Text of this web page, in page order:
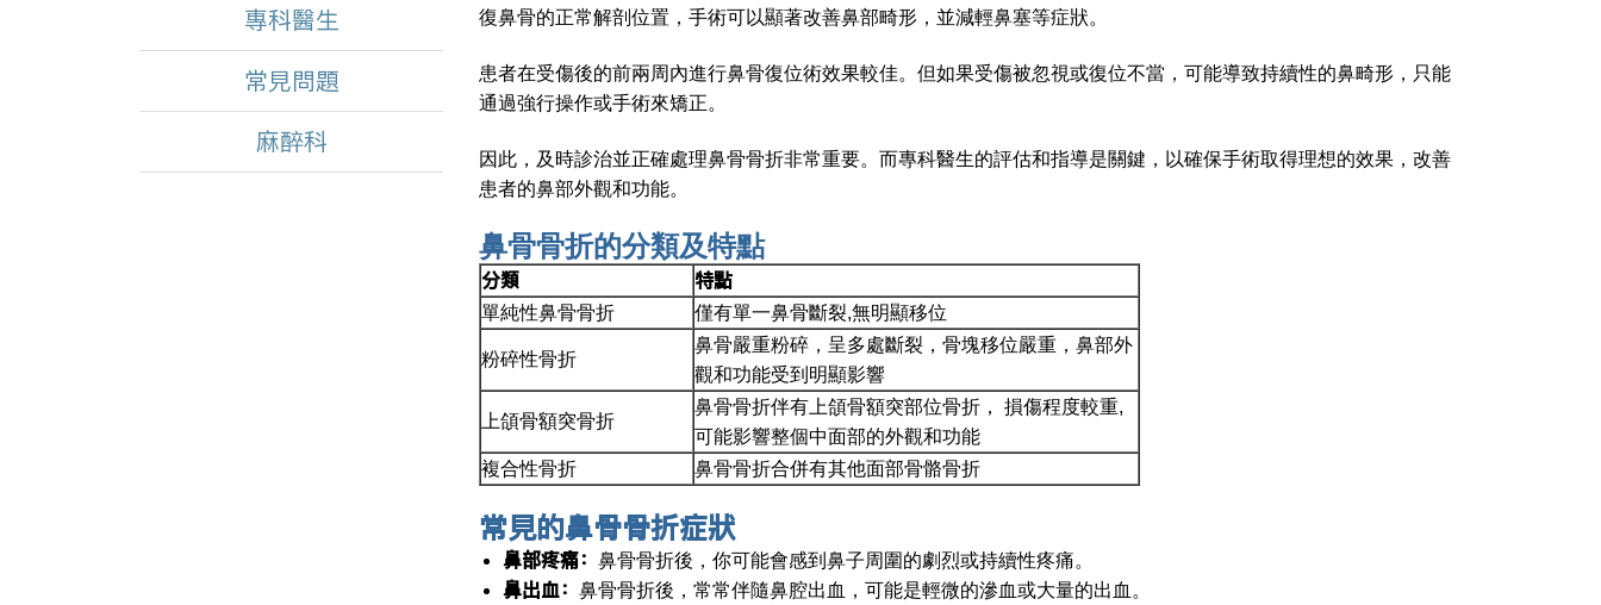
專科醫生
常見問題
麻醉科
復鼻骨的正常解剖位置，手術可以顯著改善鼻部畸形，並減輕鼻塞等症狀。
患者在受傷後的前兩周內進行鼻骨復位術效果較佳。但如果受傷被忽視或復位不當，可能導致持續性的鼻畸形，只能
通過強行操作或手術來矯正。
因此，及時診治並正確處理鼻骨骨折非常重要。而專科醫生的評估和指導是關鍵，以確保手術取得理想的效果，改善
患者的鼻部外觀和功能。
鼻骨骨折的分類及特點
分類 特點
單純性鼻骨骨折 僅有單一鼻骨斷裂,無明顯移位
粉碎性骨折
鼻骨嚴重粉碎，呈多處斷裂，骨塊移位嚴重，鼻部外
觀和功能受到明顯影響
上頜骨額突骨折
鼻骨骨折伴有上頜骨額突部位骨折， 損傷程度較重,
可能影響整個中面部的外觀和功能
複合性骨折
鼻骨骨折合併有其他面部骨骼骨折
常見的鼻骨骨折症狀
鼻部疼痛： 鼻骨骨折後，你可能會感到鼻子周圍的劇烈或持續性疼痛。
鼻出血： 鼻骨骨折後，常常伴隨鼻腔出血，可能是輕微的滲血或大量的出血。